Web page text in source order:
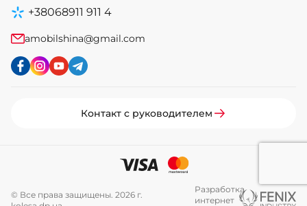
+38068911 911 4
amobilshina@gmail.com
Контакт с руководителем
© Все права защищены. 2026 г.
Разработка
интернет